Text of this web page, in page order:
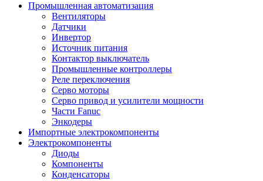
Промышленная автоматизация
Вентиляторы
Датчики
Инвертор
Источник питания
Контактор выключатель
Промышленные контроллеры
Реле переключения
Серво моторы
Серво привод и усилители мощности
Части Fanuc
Энкодеры
Импортные электрокомпоненты
Электрокомпоненты
Диоды
Компоненты
Конденсаторы